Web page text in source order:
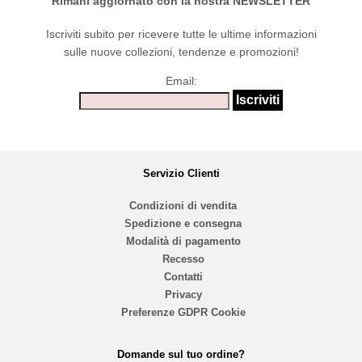
Iscriviti subito per ricevere tutte le ultime informazioni
sulle nuove collezioni, tendenze e promozioni!
Email:
Servizio Clienti
Condizioni di vendita
Spedizione e consegna
Modalità di pagamento
Recesso
Contatti
Privacy
Preferenze GDPR Cookie
Domande sul tuo ordine?